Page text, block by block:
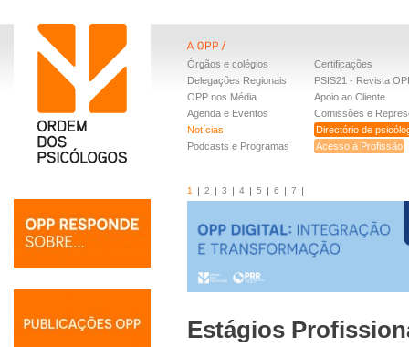
Órgãos e colégios
Delegações Regionais
OPP nos Média
Agenda e Eventos
Notícias
Podcasts e Programas
Certificações
PSIS21 - Revista
Apoio ao Cliente
Comissões e
Directório de
Acesso à Profissão
1 2 3 4 5 6 7
Estágios